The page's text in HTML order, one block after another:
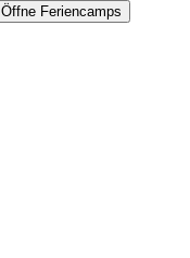
Öffne Feriencamps